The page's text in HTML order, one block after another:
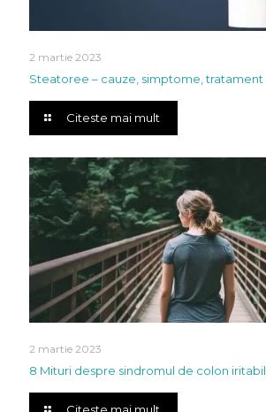
2 martie 2023
Steatoree – cauze, simptome, tratament
Citeste mai mult
2 martie 2023
8 Mituri despre sindromul de colon iritabil